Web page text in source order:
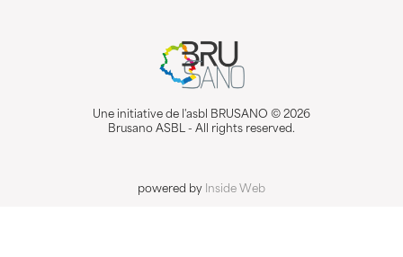
Une initiative de l'asbl BRUSANO © 2026
Brusano ASBL - All rights reserved.
powered by Inside Web